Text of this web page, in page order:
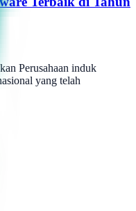
Perusahaan induk
yang telah